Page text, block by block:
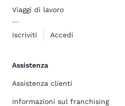
Viaggi di lavoro
Iscriviti Accedi
Assistenza
Assistenza clienti
Informazioni sul franchising